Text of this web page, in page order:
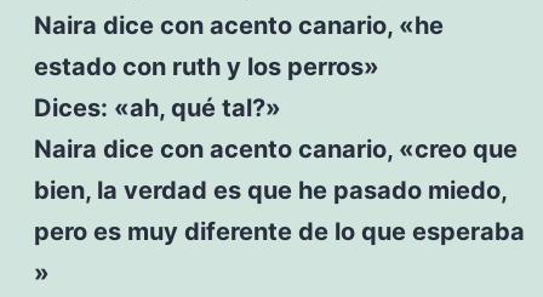
Naira dice con acento canario, «he
estado con ruth y los perros»
Dices: «ah, qué tal?»
Naira dice con acento canario, «creo que
bien, la verdad es que he pasado miedo,
pero es muy diferente de lo que esperaba
»